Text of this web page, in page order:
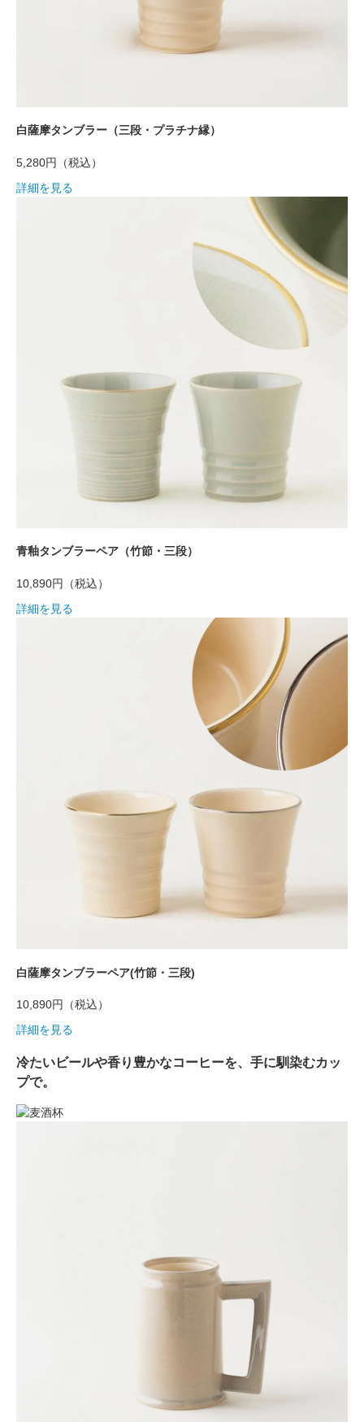
白薩摩タンブラー（三段・プラチナ縁）
5,280円
（税込）
詳細を見る
青釉タンブラーペア（竹節・三段）
10,890円
（税込）
詳細を見る
白薩摩タンブラーペア(竹節・三段)
10,890円
（税込）
詳細を見る
冷たいビールや香り豊かなコーヒーを、手に馴染むカッ
プで。